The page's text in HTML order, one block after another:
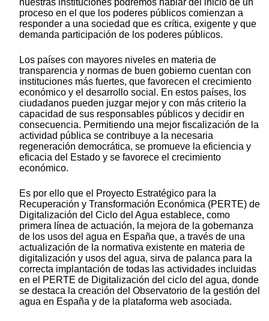
nuestras instituciones podremos hablar del inicio de un
proceso en el que los poderes públicos comienzan a
responder a una sociedad que es crítica, exigente y que
demanda participación de los poderes públicos.
Los países con mayores niveles en materia de
transparencia y normas de buen gobierno cuentan con
instituciones más fuertes, que favorecen el crecimiento
económico y el desarrollo social. En estos países, los
ciudadanos pueden juzgar mejor y con más criterio la
capacidad de sus responsables públicos y decidir en
consecuencia. Permitiendo una mejor fiscalización de la
actividad pública se contribuye a la necesaria
regeneración democrática, se promueve la eficiencia y
eficacia del Estado y se favorece el crecimiento
económico.
Es por ello que el Proyecto Estratégico para la
Recuperación y Transformación Económica (PERTE) de
Digitalización del Ciclo del Agua establece, como
primera línea de actuación, la mejora de la gobernanza
de los usos del agua en España que, a través de una
actualización de la normativa existente en materia de
digitalización y usos del agua, sirva de palanca para la
correcta implantación de todas las actividades incluidas
en el PERTE de Digitalización del ciclo del agua, donde
se destaca la creación del Observatorio de la gestión del
agua en España y de la plataforma web asociada.